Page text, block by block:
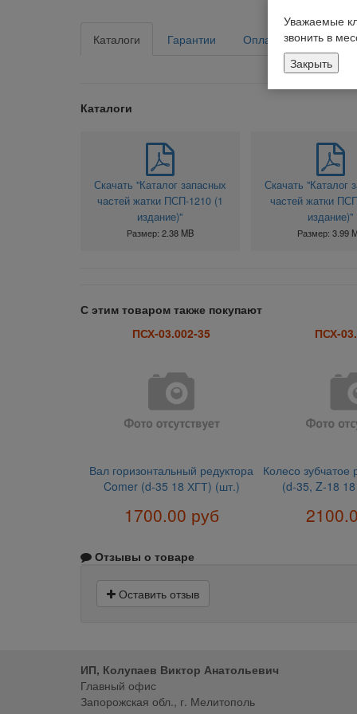
Каталоги Гарантии Оплата Доставка
Каталоги
Скачать "Каталог запасных
частей жатки ПСП-1210 (1
издание)"
Размер: 2.38 MB
Скачать "Каталог
частей жатки
издание)"
Размер: 3.99
С этим товаром также покупают
ПСХ-03.002-35
Вал горизонтальный редуктора
Comer (d-35 18 ХГТ) (шт.)
1700.00 руб
ПСХ-
Колесо зубчатое
(d-35, Z-18
Отзывы о товаре
Оставить отзыв
ИП, Колупаев Виктор Анатольевич
Главный офис
Запорожская обл., г. Мелитополь
Уважаемые
звонить в
Закрыть